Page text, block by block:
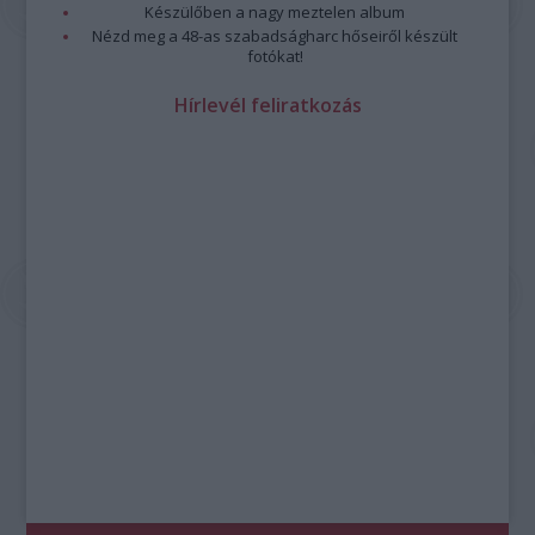
Készülőben a nagy meztelen album
Nézd meg a 48-as szabadságharc hőseiről készült
fotókat!
Hírlevél feliratkozás